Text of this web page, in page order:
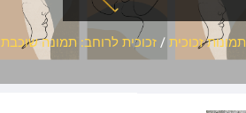
תמונות זכוכית/זכוכית לרוחב: תמונה שוכבת